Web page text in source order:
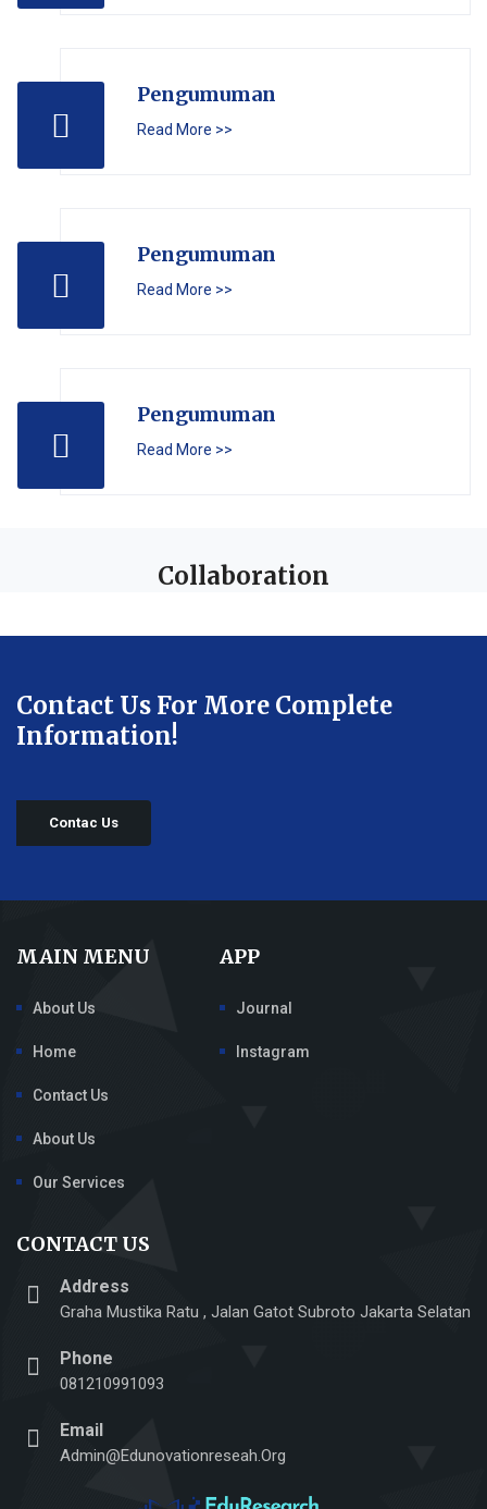
Pengumuman
Read More >>
Pengumuman
Read More >>
Pengumuman
Read More >>
Collaboration
Contact Us For More Complete
Information!
Contac Us
MAIN MENU
About Us
Home
Contact Us
About Us
Our Services
APP
Journal
Instagram
CONTACT US
Address
Graha Mustika Ratu , Jalan Gatot Subroto Jakarta Selatan
Phone
081210991093
Email
Admin@edunovationreseah.org